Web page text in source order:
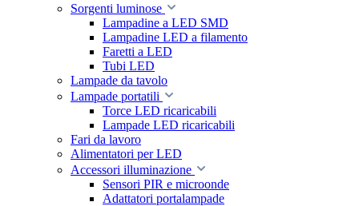
Sorgenti luminose
Lampadine a LED SMD
Lampadine LED a filamento
Faretti a LED
Tubi LED
Lampade da tavolo
Lampade portatili
Torce LED ricaricabili
Lampade LED ricaricabili
Fari da lavoro
Alimentatori per LED
Accessori illuminazione
Sensori PIR e microonde
Adattatori portalampade